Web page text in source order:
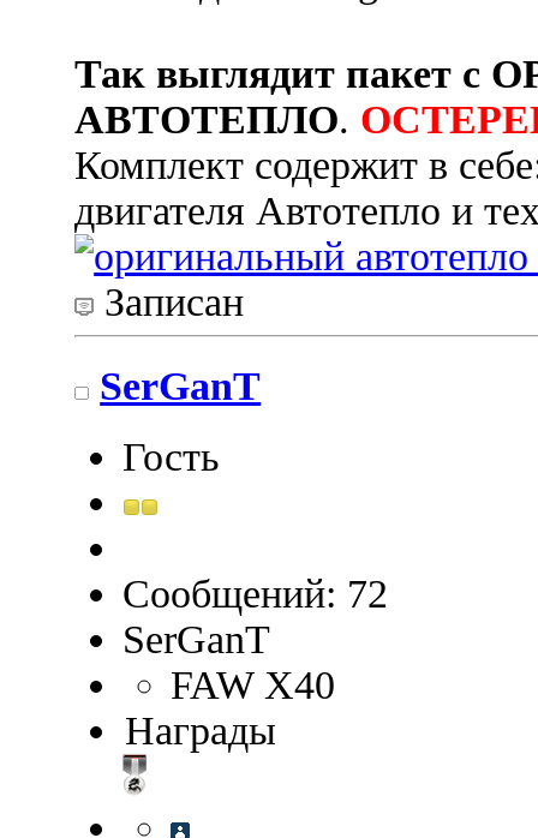
Так выглядит пакет
АВТОТЕПЛО.
Комплект содержит в
двигателя Автотепло и
Записан
SerGanT
Гость
Сообщений: 72
SerGanT
FAW X40
Награды